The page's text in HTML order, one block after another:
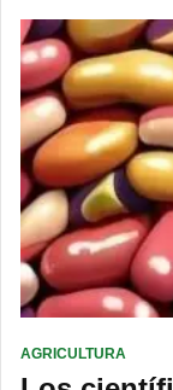
AGRICULTURA